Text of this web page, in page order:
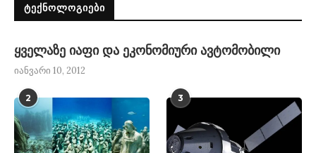
ᲢᲔᲥᲜᲝᲚᲝᲒᲘᲔᲑᲘ
ყველაზე იაფი და ეკონომიური ავტომობილი
იანვარი 10, 2012
2 3